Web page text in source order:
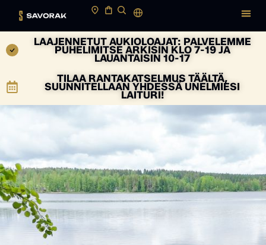
LAAJENNETUT AUKIOLOAJAT: PALVELEMME
PUHELIMITSE ARKISIN KLO 7-19 JA
LAUANTAISIN 10-17
TILAA RANTAKATSELMUS TÄÄLTÄ,
SUUNNITELLAAN YHDESSÄ UNELMIESI
LAITURI!